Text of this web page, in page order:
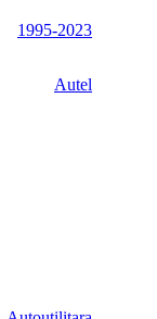
1995-2023
Autel